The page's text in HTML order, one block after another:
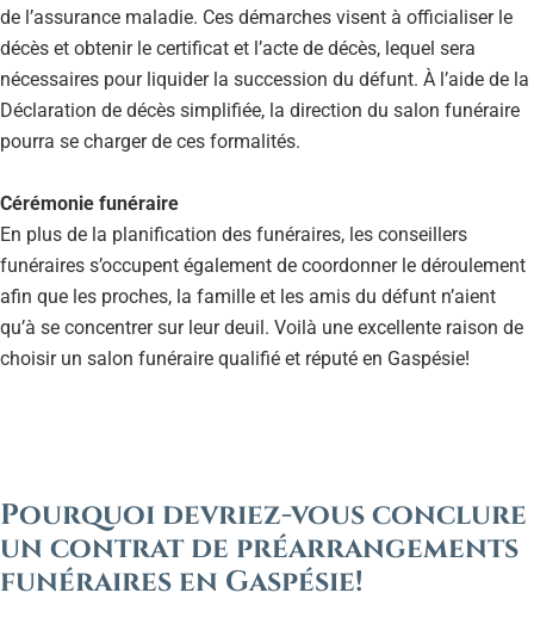
de l’assurance maladie. Ces démarches visent à officialiser le
décès et obtenir le certificat et l’acte de décès, lequel sera
nécessaires pour liquider la succession du défunt. À l’aide de la
Déclaration de décès simplifiée, la direction du salon funéraire
pourra se charger de ces formalités.
Cérémonie funéraire
En plus de la planification des funéraires, les conseillers
funéraires s’occupent également de coordonner le déroulement
afin que les proches, la famille et les amis du défunt n’aient
qu’à se concentrer sur leur deuil. Voilà une excellente raison de
choisir un salon funéraire qualifié et réputé en Gaspésie!
Pourquoi devriez-vous conclure
un contrat de préarrangements
funéraires en Gaspésie!